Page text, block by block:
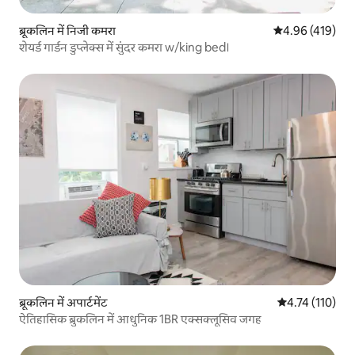
ब्रूकलिन में निजी कमरा औसत रेटिंग 5 में से
4.96 (419)
शेयर्ड गार्डन डुप्लेक्स में सुंदर कमरा w/king bed।
ब्रूकलिन में अपार्टमेंट औसत रेटिंग 5 में से
4.74 (110)
ऐतिहासिक ब्रुकलिन में आधुनिक 1BR एक्सक्लूसिव जगह